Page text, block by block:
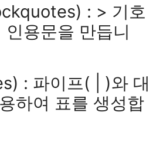
: > 기호
인용문을 만듭니
: 파이프( | )와 대
하여 표를 생성합